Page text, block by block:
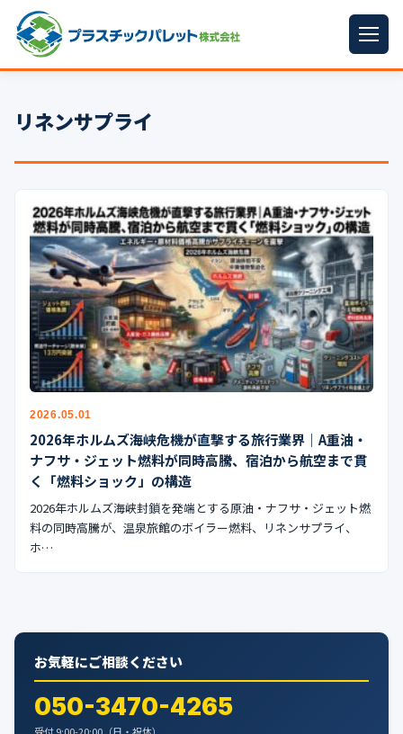
パレットサイズ
プラパレット ▼
コンテナ
中古パレット
再生原料 ▼
梱包資材 ▼
イラン情勢まとめ
公式ブログ
会社案内
🇺🇸🇰🇷🇹🇼🇻🇳
リネンサプライ
2026.05.01
2026年ホルムズ海峡危機が直撃する旅行業界｜A重油・
ナフサ・ジェット燃料が同時高騰、宿泊から航空まで貫
く「燃料ショック」の構造
2026年ホルムズ海峡封鎖を発端とする原油・ナフサ・ジェット燃
料の同時高騰が、温泉旅館のボイラー燃料、リネンサプライ、
ホ…
お気軽にご相談ください
050-3470-4265